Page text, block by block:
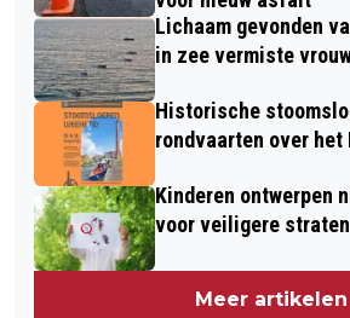
Lichaam gevonden
in zee vermiste
Historische
rondvaarten over
Kinderen ontwerpen
voor veiligere straten
Meer artikelen